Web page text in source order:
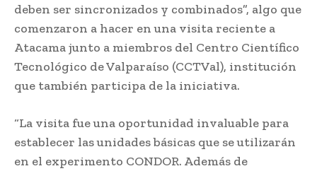
deben ser sincronizados y combinados”, algo que
comenzaron a hacer en una visita reciente a
Atacama junto a miembros del Centro Científico
Tecnológico de Valparaíso (CCTVal), institución
que también participa de la iniciativa.
“La visita fue una oportunidad invaluable para
establecer las unidades básicas que se utilizarán
en el experimento CONDOR. Además de